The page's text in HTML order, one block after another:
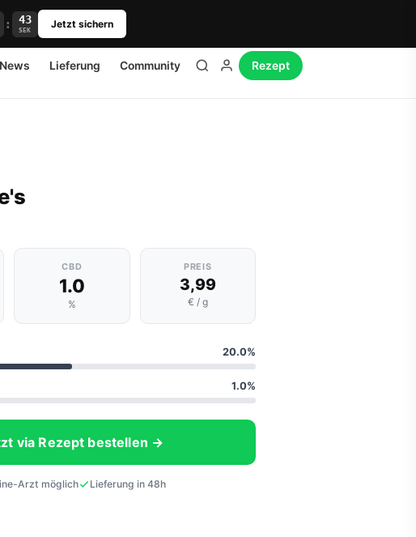
: 43
SEK Jetzt sichern
News Lieferung Community Rezept
CBD
1.0
%
PREIS
3,99
€ / g
20.0%
1.0%
via Rezept bestellen →
Arzt möglich Lieferung in 48h